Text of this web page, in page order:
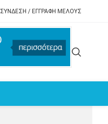
ΣΥΝΔΕΣΗ / ΕΓΓΡΑΦΗ ΜΕΛΟΥΣ